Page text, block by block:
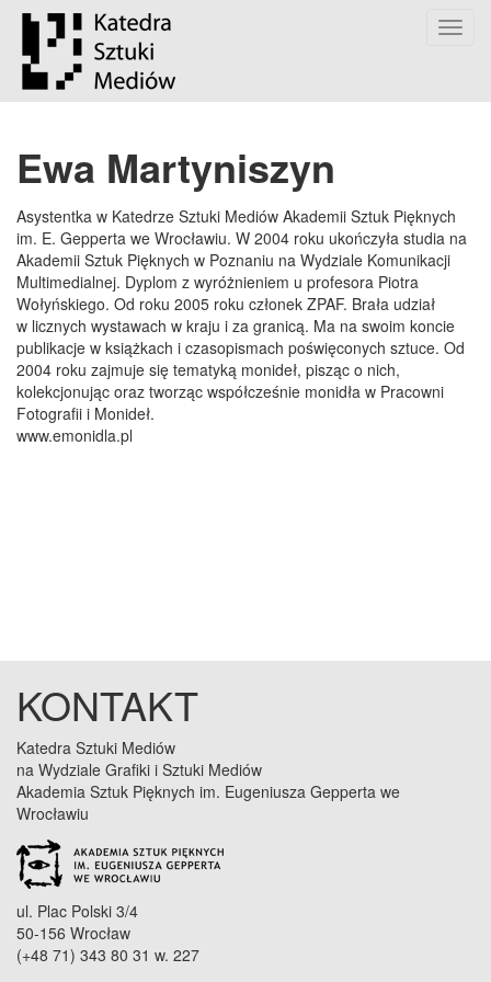
Ewa Martyniszyn
Asystentka w Katedrze Sztuki Mediów Akademii Sztuk Pięknych
im. E. Gepperta we Wrocławiu. W 2004 roku ukończyła studia na
Akademii Sztuk Pięknych w Poznaniu na Wydziale Komunikacji
Multimedialnej. Dyplom z wyróżnieniem u profesora Piotra
Wołyńskiego. Od roku 2005 roku członek ZPAF. Brała udział
w licznych wystawach w kraju i za granicą. Ma na swoim koncie
publikacje w książkach i czasopismach poświęconych sztuce. Od
2004 roku zajmuje się tematyką monideł, pisząc o nich,
kolekcjonując oraz tworząc współcześnie monidła w Pracowni
Fotografii i Monideł.
www.emonidla.pl
KONTAKT
Katedra Sztuki Mediów
na Wydziale Grafiki i Sztuki Mediów
Akademia Sztuk Pięknych im. Eugeniusza Gepperta we
Wrocławiu
ul. Plac Polski 3/4
50-156 Wrocław
(+48 71) 343 80 31 w. 227